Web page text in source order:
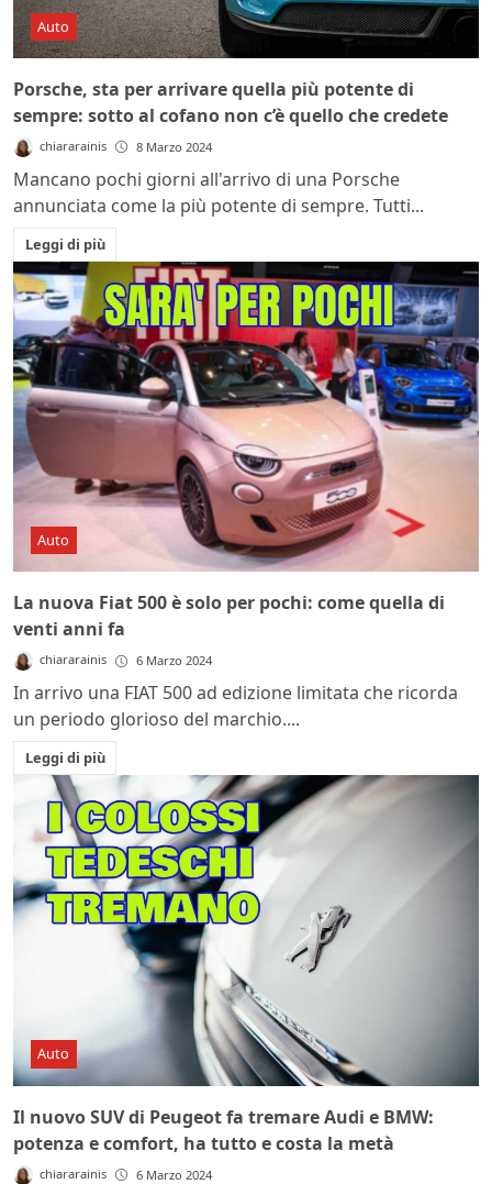
Auto
Porsche, sta per arrivare quella più potente di
sempre: sotto al cofano non c’è quello che credete
chiararainis 8 Marzo 2024
Mancano pochi giorni all'arrivo di una Porsche
annunciata come la più potente di sempre. Tutti...
Leggi di più
Auto
La nuova Fiat 500 è solo per pochi: come quella di
venti anni fa
chiararainis 6 Marzo 2024
In arrivo una FIAT 500 ad edizione limitata che ricorda
un periodo glorioso del marchio....
Leggi di più
Auto
Il nuovo SUV di Peugeot fa tremare Audi e BMW:
potenza e comfort, ha tutto e costa la metà
chiararainis 6 Marzo 2024